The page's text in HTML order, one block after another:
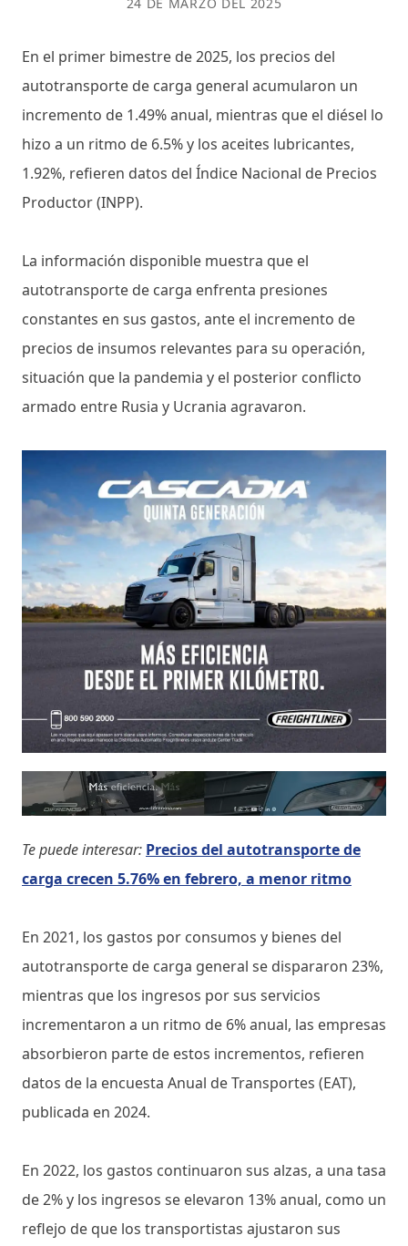
En el primer bimestre de 2025, los precios del
autotransporte de carga general acumularon un
incremento de 1.49% anual, mientras que el diésel lo
hizo a un ritmo de 6.5% y los aceites lubricantes,
1.92%, refieren datos del Índice Nacional de Precios
Productor (INPP).
La información disponible muestra que el
autotransporte de carga enfrenta presiones
constantes en sus gastos, ante el incremento de
precios de insumos relevantes para su operación,
situación que la pandemia y el posterior conflicto
armado entre Rusia y Ucrania agravaron.
Te puede interesar: Precios del autotransporte de
carga crecen 5.76% en febrero, a menor ritmo
En 2021, los gastos por consumos y bienes del
autotransporte de carga general se dispararon 23%,
mientras que los ingresos por sus servicios
incrementaron a un ritmo de 6% anual, las empresas
absorbieron parte de estos incrementos, refieren
datos de la encuesta Anual de Transportes (EAT),
publicada en 2024.
En 2022, los gastos continuaron sus alzas, a una tasa
de 2% y los ingresos se elevaron 13% anual, como un
reflejo de que los transportistas ajustaron sus